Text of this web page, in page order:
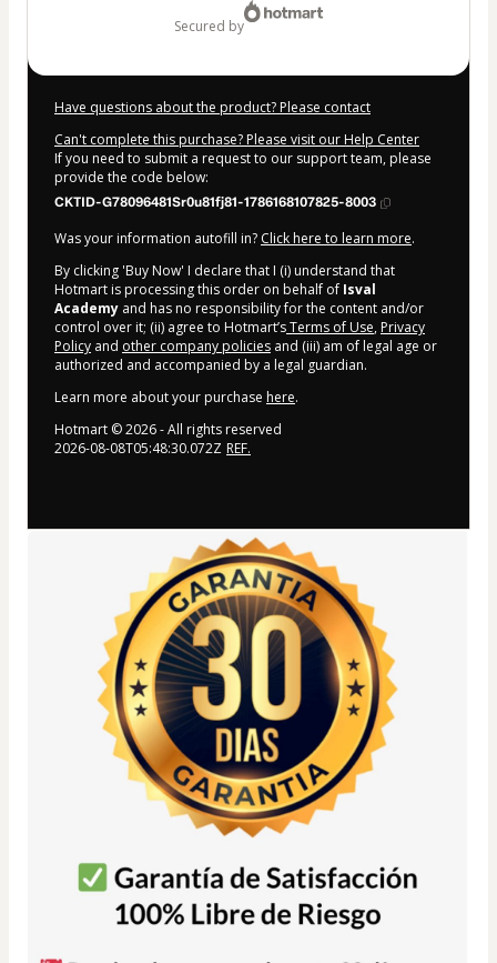
secured by
Have questions about the product? Please contact
Can't complete this purchase? Please visit our Help Center
If you need to submit a request to our support team, please
provide the code below:
CKTID-G78096481Sr0u81fj81-1786168107825-8003
Was your information autofill in? Click here to learn more.
By clicking 'Buy Now' I declare that I (i) understand that
Hotmart is processing this order on behalf of Isval
Academy and has no responsibility for the content and/or
control over it; (ii) agree to Hotmart’sTerms of Use, Privacy
Policy and other company policies and (iii) am of legal age or
authorized and accompanied by a legal guardian.
Learn more about your purchase here.
Hotmart ©2026- All rights reserved
2026-08-08T05:48:30.072Z REF.